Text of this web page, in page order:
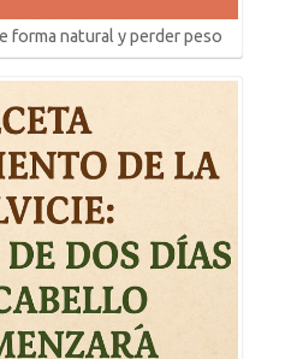
forma natural y perder peso